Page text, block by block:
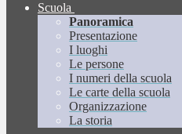
Scuola
Panoramica
Presentazione
I luoghi
Le persone
I numeri della scuola
Le carte della scuola
Organizzazione
La storia